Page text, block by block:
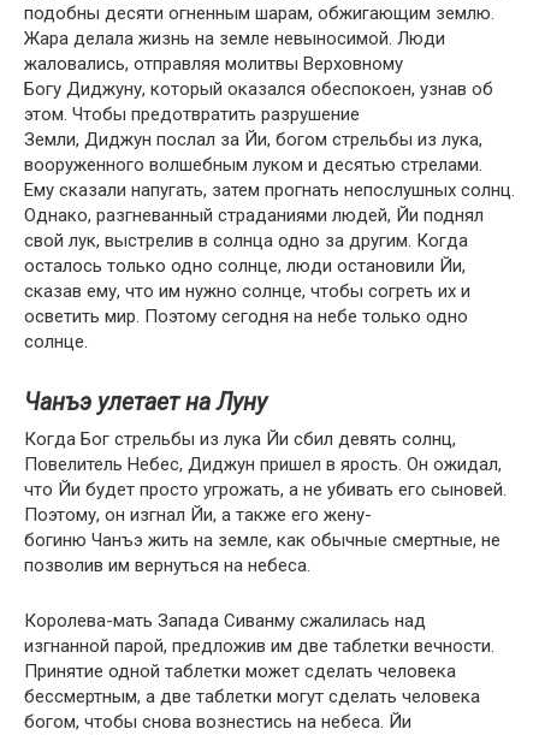
подобны десяти огненным шарам, обжигающим землю.
Жара делала жизнь на земле невыносимой. Люди
жаловались, отправляя молитвы Верховному
Богу Диджуну, который оказался обеспокоен, узнав об
этом. Чтобы предотвратить разрушение
Земли, Диджун послал за Йи, богом стрельбы из лука,
вооруженного волшебным луком и десятью стрелами.
Ему сказали напугать, затем прогнать непослушных солнц.
Однако, разгневанный страданиями людей, Йи поднял
свой лук, выстрелив в солнца одно за другим. Когда
осталось только одно солнце, люди остановили Йи,
сказав ему, что им нужно солнце, чтобы согреть их и
осветить мир. Поэтому сегодня на небе только одно
солнце.
Чанъэ улетает на Луну
Когда Бог стрельбы из лука Йи сбил девять солнц,
Повелитель Небес, Диджун пришел в ярость. Он ожидал,
что Йи будет просто угрожать, а не убивать его сыновей.
Поэтому, он изгнал Йи, а также его жену-
богиню Чанъэ жить на земле, как обычные смертные, не
позволив им вернуться на небеса.
Королева-мать Запада Сиванму сжалилась над
изгнанной парой, предложив им две таблетки вечности.
Принятие одной таблетки может сделать человека
бессмертным, а две таблетки могут сделать человека
богом, чтобы снова вознестись на небеса. Йи